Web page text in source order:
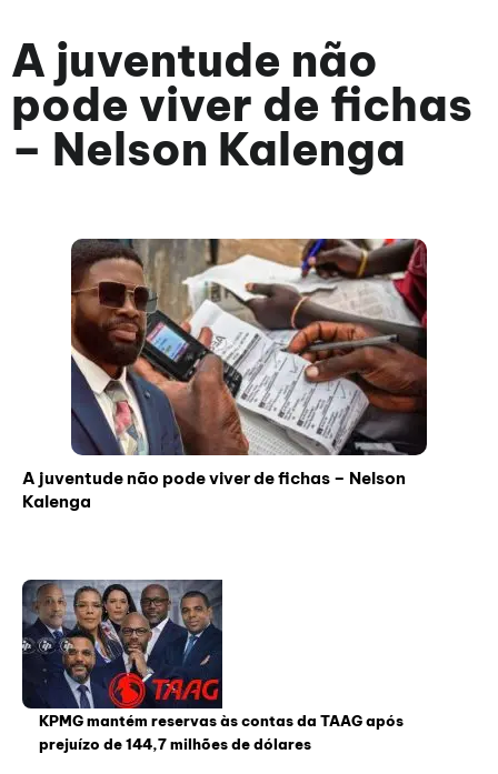
A juventude não
pode viver de fichas
– Nelson Kalenga
A juventude não pode viver de fichas – Nelson
Kalenga
KPMG mantém reservas às contas da TAAG após
prejuízo de 144,7 milhões de dólares